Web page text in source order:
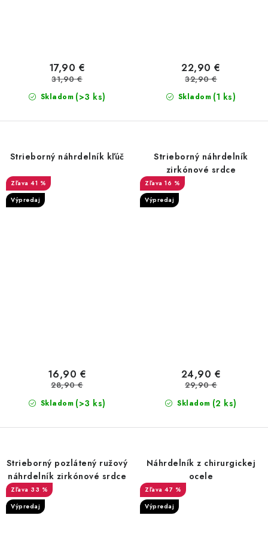
Skladom (>3 ks)
17,90 €
31,90 €
Skladom (1 ks)
22,90 €
32,90 €
Strieborný náhrdelník kľúč
41 %
Výpredaj
Skladom (>3 ks)
16,90 €
28,90 €
Strieborný náhrdelník
zirkónové srdce
16 %
Výpredaj
Skladom (2 ks)
24,90 €
29,90 €
Strieborný pozlátený ružový
náhrdelník zirkónové srdce
33 %
Výpredaj
Náhrdelník z chirurgickej
ocele
47 %
Výpredaj